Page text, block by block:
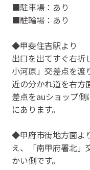
■駐車場：あり
■駐輪場：あり
◆甲斐住吉駅より
出口を出てすぐ右折
小河原」交差点を渡
近の分かれ道を右方
差点をauショップ
にあります。
◆甲府市街地方面よ
え、「南甲府署北」
かい側です。